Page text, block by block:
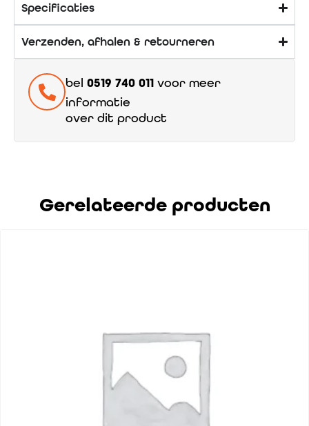
Specificaties
Verzenden, afhalen & retourneren
bel 0519 740 011 voor meer
informatie
over dit product
Gerelateerde producten